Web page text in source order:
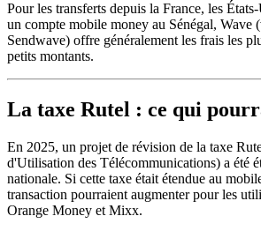
Pour les transferts depuis la France, les
un compte mobile money au Sénégal, Wave
Sendwave) offre généralement les frais les
petits montants.
La taxe Rutel : ce qui
En 2025, un projet de révision de la taxe
d'Utilisation des Télécommunications) a été
nationale. Si cette taxe était étendue au
transaction pourraient augmenter pour les
Orange Money et Mixx.